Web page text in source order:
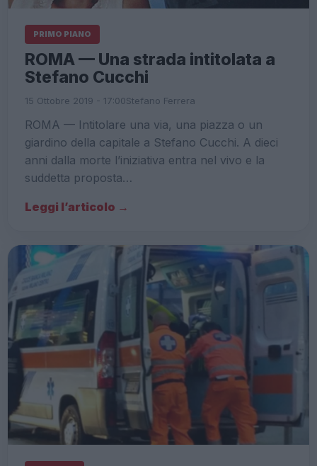
PRIMO PIANO
ROMA — Una strada intitolata a
Stefano Cucchi
15 Ottobre 2019 - 17:00Stefano Ferrera
ROMA — Intitolare una via, una piazza o un
giardino della capitale a Stefano Cucchi. A dieci
anni dalla morte l’iniziativa entra nel vivo e la
suddetta proposta…
Leggi l’articolo →